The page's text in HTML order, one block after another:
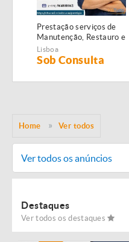
Prestação serviços de
Manutenção, Restauro e
Remodelação de
imóveis!
Lisboa
Sob Consulta
Home Ver todos
Ver todos os anúncios
Destaques
Ver todos os destaques